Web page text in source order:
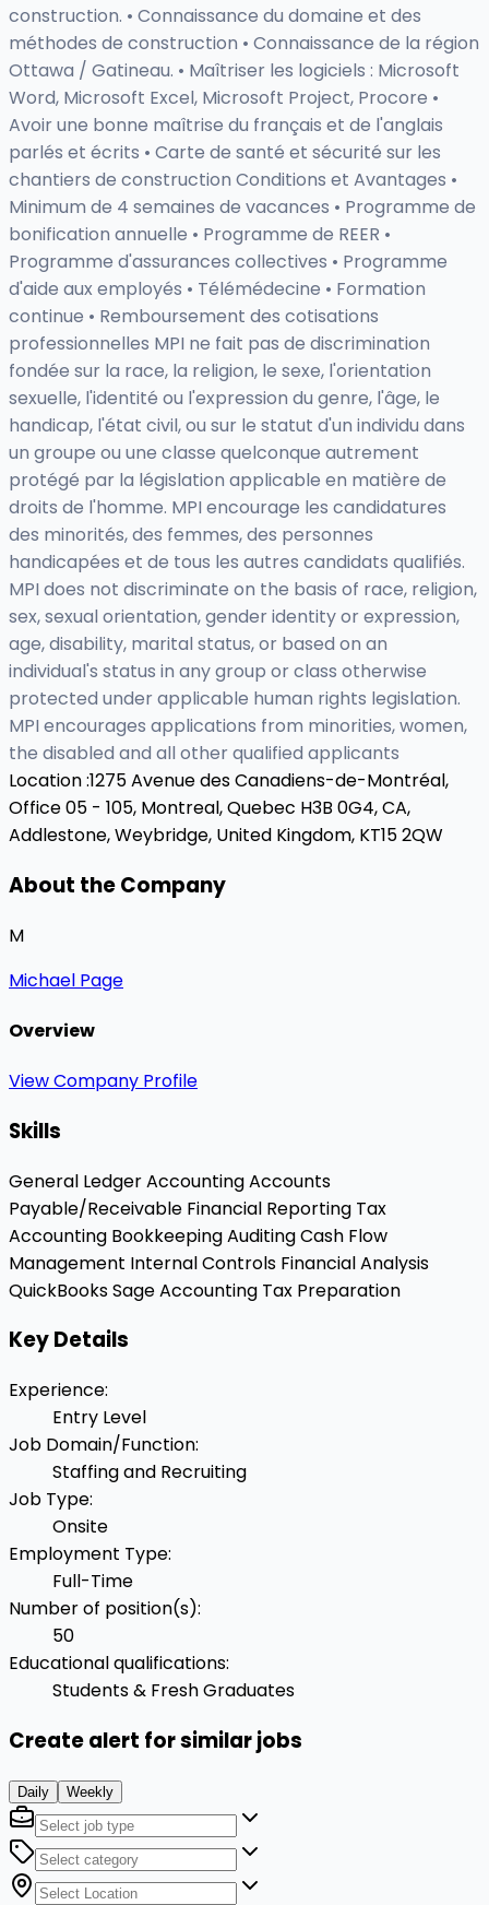
construction. • Connaissance du domaine et des
méthodes de construction • Connaissance de la région
Ottawa / Gatineau. • Maîtriser les logiciels : Microsoft
Word, Microsoft Excel, Microsoft Project, Procore •
Avoir une bonne maîtrise du français et de l'anglais
parlés et écrits • Carte de santé et sécurité sur les
chantiers de construction Conditions et Avantages •
Minimum de 4 semaines de vacances • Programme de
bonification annuelle • Programme de REER •
Programme d'assurances collectives • Programme
d'aide aux employés • Télémédecine • Formation
continue • Remboursement des cotisations
professionnelles MPI ne fait pas de discrimination
fondée sur la race, la religion, le sexe, l'orientation
sexuelle, l'identité ou l'expression du genre, l'âge, le
handicap, l'état civil, ou sur le statut d'un individu dans
un groupe ou une classe quelconque autrement
protégé par la législation applicable en matière de
droits de l'homme. MPI encourage les candidatures
des minorités, des femmes, des personnes
handicapées et de tous les autres candidats qualifiés.
MPI does not discriminate on the basis of race, religion,
sex, sexual orientation, gender identity or expression,
age, disability, marital status, or based on an
individual's status in any group or class otherwise
protected under applicable human rights legislation.
MPI encourages applications from minorities, women,
the disabled and all other qualified applicants
Location :1275 Avenue des Canadiens-de-Montréal,
Office 05 - 105, Montreal, Quebec H3B 0G4, CA,
Addlestone, Weybridge, United Kingdom, KT15 2QW
About the Company
M
Michael Page
Overview
View Company Profile
Skills
General Ledger AccountingAccounts
Payable/Receivable Financial Reporting Tax
Accounting BookkeepingAuditingCash Flow
Management Internal Controls Financial Analysis
QuickBooksSage Accounting Tax Preparation
Key Details
Experience:
Entry Level
Job Domain/Function:
Staffing and Recruiting
Job Type:
Onsite
Employment Type:
Full-Time
Number of position(s):
50
Educational qualifications:
Students & Fresh Graduates
Create alert for similar jobs
Daily Weekly